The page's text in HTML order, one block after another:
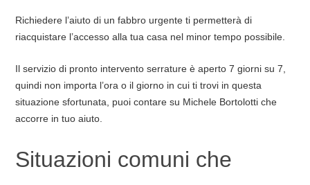
Richiedere l’aiuto di un fabbro urgente ti permetterà di
riacquistare l’accesso alla tua casa nel minor tempo possibile.
Il servizio di pronto intervento serrature è aperto 7 giorni su 7,
quindi non importa l’ora o il giorno in cui ti trovi in questa
situazione sfortunata, puoi contare su Michele Bortolotti che
accorre in tuo aiuto.
Situazioni comuni che